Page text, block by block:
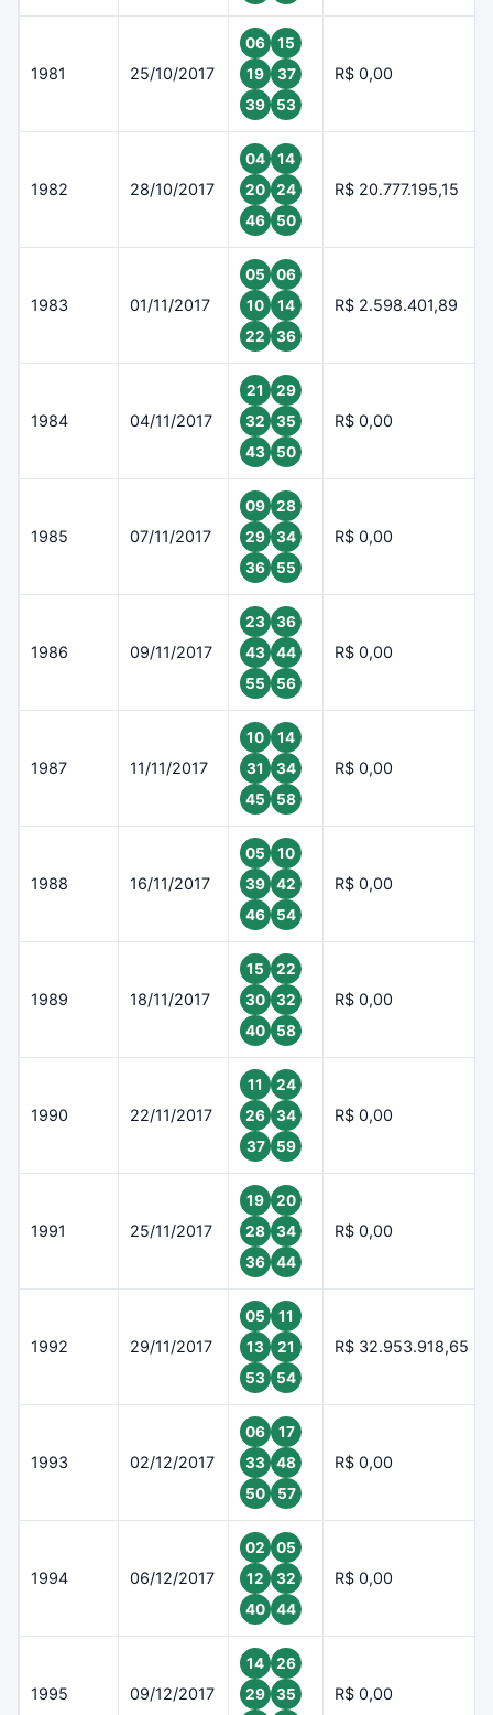
1981 25/10/2017
06
15
19
37
39
53
R$ 0,00
1982 28/10/2017
04
14
20
24
46
50
R$ 20.777.195,15
1983 01/11/2017
05
06
10
14
22
36
R$ 2.598.401,89
1984 04/11/2017
21
29
32
35
43
50
R$ 0,00
1985 07/11/2017
09
28
29
34
36
55
R$ 0,00
1986 09/11/2017
23
36
43
44
55
56
R$ 0,00
1987 11/11/2017
10
14
31
34
45
58
R$ 0,00
1988 16/11/2017
05
10
39
42
46
54
R$ 0,00
1989 18/11/2017
15
22
30
32
40
58
R$ 0,00
1990 22/11/2017
11
24
26
34
37
59
R$ 0,00
1991 25/11/2017
19
20
28
34
36
44
R$ 0,00
1992 29/11/2017
05
11
13
21
53
54
R$ 32.953.918,65
1993 02/12/2017
06
17
33
48
50
57
R$ 0,00
1994 06/12/2017
02
05
12
32
40
44
R$ 0,00
1995 09/12/2017
14
26
29
35
R$ 0,00